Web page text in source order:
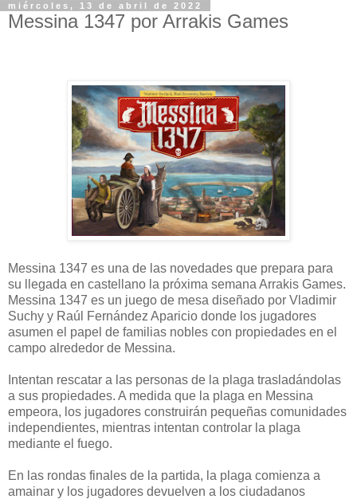
miércoles, 13 de abril de 2022
Messina 1347 por Arrakis Games
Messina 1347 es una de las novedades que prepara para
su llegada en castellano la próxima semana Arrakis Games.
Messina 1347 es un juego de mesa diseñado por Vladimir
Suchy y Raúl Fernández Aparicio donde los jugadores
asumen el papel de familias nobles con propiedades en el
campo alrededor de Messina.
Intentan rescatar a las personas de la plaga trasladándolas
a sus propiedades. A medida que la plaga en Messina
empeora, los jugadores construirán pequeñas comunidades
independientes, mientras intentan controlar la plaga
mediante el fuego.
En las rondas finales de la partida, la plaga comienza a
amainar y los jugadores devuelven a los ciudadanos